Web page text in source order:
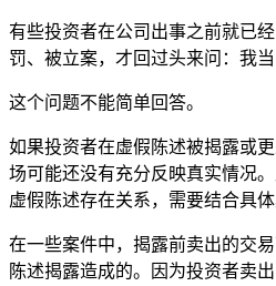
有些投资者在公司出事之前就已
罚、被立案，才回过头来问：我
这个问题不能简单回答。
如果投资者在虚假陈述被揭露或
场可能还没有充分反映真实情况
虚假陈述存在关系，需要结合具体
在一些案件中，揭露前卖出的交
陈述揭露造成的。因为投资者卖